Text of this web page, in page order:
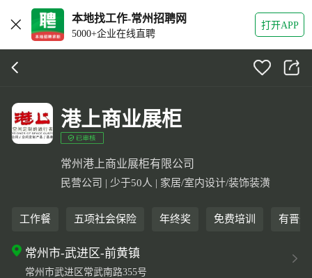
本地找工作-常州招聘网
5000+企业在线直聘
打开APP
港上商业展柜
常州港上商业展柜有限公司
民营公司 | 少于50人 | 家居/室内设计/装饰装潢
工作餐 五项社会保险 年终奖 免费培训 有晋升
常州市-武进区-前黄镇
常州市武进区常武南路355号